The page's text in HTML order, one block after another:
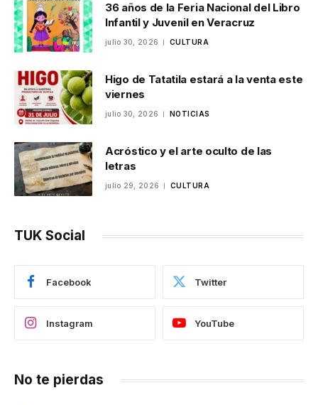
36 años de la Feria Nacional del Libro
Infantil y Juvenil en Veracruz
julio 30, 2026 CULTURA
Higo de Tatatila estará a la venta este
viernes
julio 30, 2026 NOTICIAS
Acróstico y el arte oculto de las
letras
julio 29, 2026 CULTURA
TUK Social
Facebook Twitter
Instagram YouTube
No te pierdas